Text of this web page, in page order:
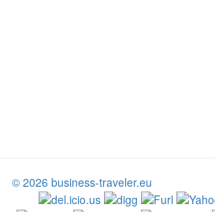
© 2026 business-traveler.eu